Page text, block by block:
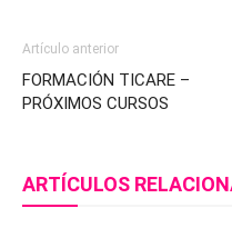
Artículo anterior
FORMACIÓN TICARE –
PRÓXIMOS CURSOS
ARTÍCULOS